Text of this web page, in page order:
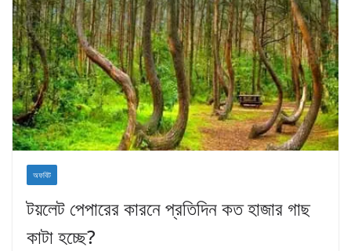
অফবিট
টয়লেট পেপারের কারনে প্রতিদিন কত হাজার গাছ
কাটা হচ্ছে?